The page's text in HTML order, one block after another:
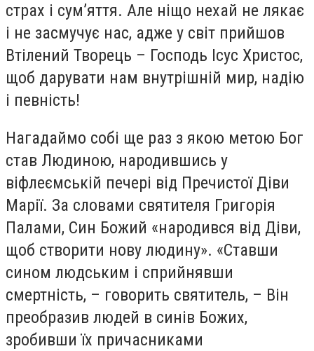
страх і сум’яття. Але ніщо нехай не лякає
і не засмучує нас, адже у світ прийшов
Втілений Творець – Господь Ісус Христос,
щоб дарувати нам внутрішній мир, надію
і певність!
Нагадаймо собі ще раз з якою метою Бог
став Людиною, народившись у
віфлеємській печері від Пречистої Діви
Марії. За словами святителя Григорія
Палами, Син Божий «народився від Діви,
щоб створити нову людину». «Ставши
сином людським і сприйнявши
смертність, – говорить святитель, – Він
преобразив людей в синів Божих,
зробивши їх причасниками